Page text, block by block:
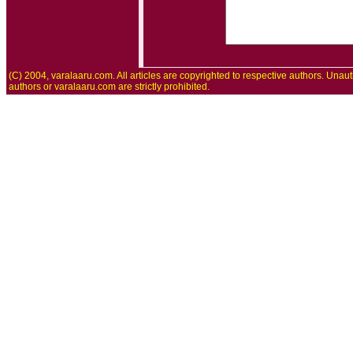
(C) 2004, varalaaru.com. All articles are copyrighted to respective authors.
authors or varalaaru.com are strictly prohibited.